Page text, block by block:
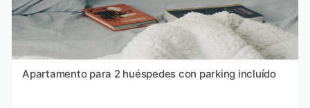
Apartamento para 2 huéspedes con parking incluído